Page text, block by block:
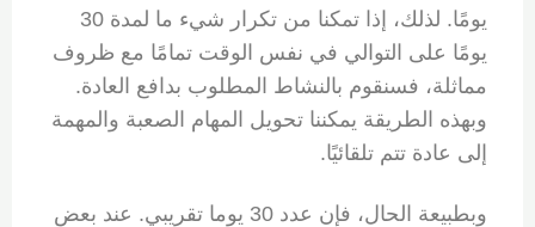
يومًا. لذلك، إذا تمكنا من تكرار شيء ما لمدة 30
يومًا على التوالي في نفس الوقت تمامًا مع ظروف
مماثلة، فسنقوم بالنشاط المطلوب بدافع العادة.
وبهذه الطريقة يمكننا تحويل المهام الصعبة والمهمة
إلى عادة تتم تلقائيًا.
وبطبيعة الحال، فإن عدد 30 يوما تقريبي. عند بعض